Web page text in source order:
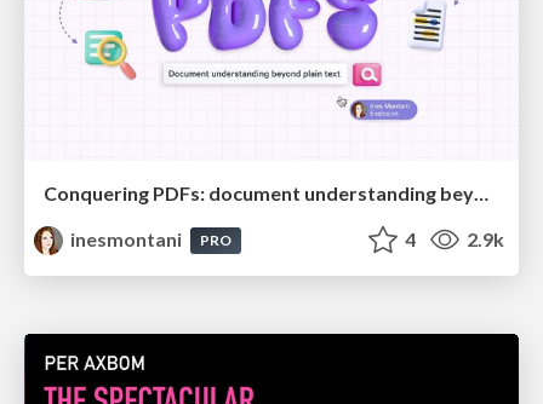
Conquering PDFs: document understanding beyond plain text
inesmontani
PRO 4 2.9k